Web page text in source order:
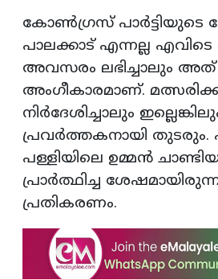
കോൺഗ്രസ് പാർട്ടിയുടെ
പാലക്കാട് എന്നല്ല
അവസരം ലഭിച്ചാലും അത്
അംഗീകാരമാണ്.
നിർദേശിച്ചാലും
പ്രവർത്തകനായി തുടരും.
പള്ളിയിലെ ഉമ്മൻ
പ്രാർത്ഥിച്ച
പ്രതികരണം.